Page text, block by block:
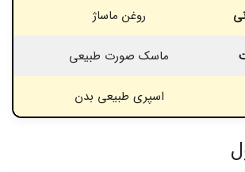
روغن ماساژ
ماسک صورت طبیعی
اسپری طبیعی بدن